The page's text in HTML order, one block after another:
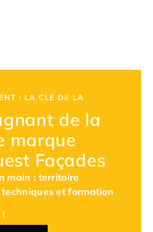
: LA CLÉ DE LA
de la
marque
Façades
main : territoire
et formation
!